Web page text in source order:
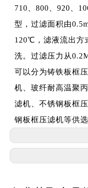
710、800、920、
型，过滤面积由
120℃，滤液流出方
洗。过滤压力从
可以分为铸铁板框
机、玻纤耐高温聚
滤机、不锈钢板框
钢板框压滤机等供选